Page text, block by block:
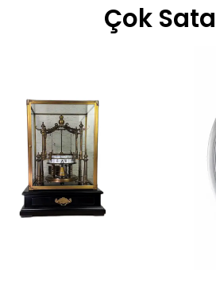
Çok